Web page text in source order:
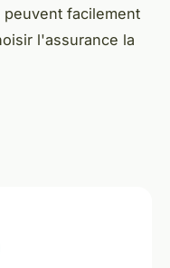
facilement
l'assurance la